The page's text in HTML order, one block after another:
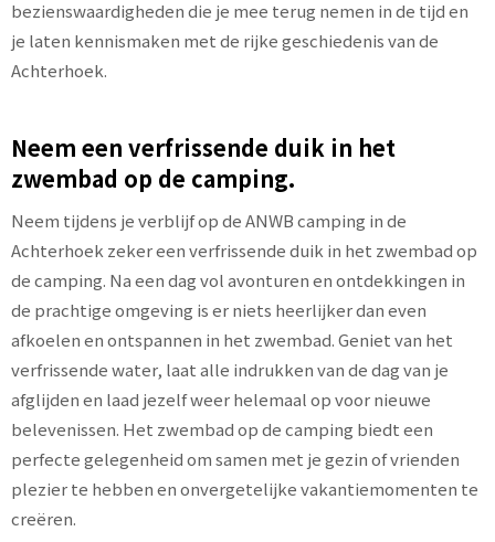
bezienswaardigheden die je mee terug nemen in de tijd en
je laten kennismaken met de rijke geschiedenis van de
Achterhoek.
Neem een verfrissende duik in het
zwembad op de camping.
Neem tijdens je verblijf op de ANWB camping in de
Achterhoek zeker een verfrissende duik in het zwembad op
de camping. Na een dag vol avonturen en ontdekkingen in
de prachtige omgeving is er niets heerlijker dan even
afkoelen en ontspannen in het zwembad. Geniet van het
verfrissende water, laat alle indrukken van de dag van je
afglijden en laad jezelf weer helemaal op voor nieuwe
belevenissen. Het zwembad op de camping biedt een
perfecte gelegenheid om samen met je gezin of vrienden
plezier te hebben en onvergetelijke vakantiemomenten te
creëren.